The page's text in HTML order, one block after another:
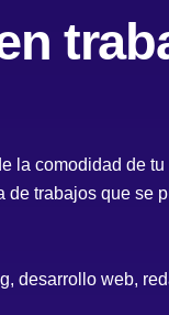
comodidad de
trabajos que se
desarrollo web,